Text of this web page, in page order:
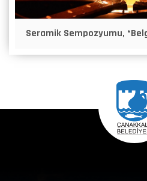
Seramik Sempozyumu,